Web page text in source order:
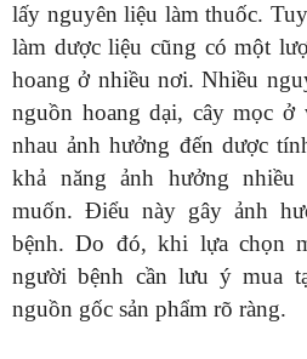
lấy nguyên liệu làm thuốc.
làm dược liệu cũng có một
hoang ở nhiều nơi. Nhiều
nguồn hoang dại, cây mọc
nhau ảnh hưởng đến dược
khả năng ảnh hưởng
muốn. Điểu này gây ảnh
bệnh. Do đó, khi lựa chọn
người bệnh cần lưu ý mua
nguồn gốc sản phẩm rõ ràng.